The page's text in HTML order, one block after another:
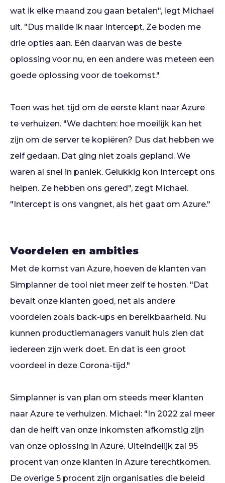
wat ik elke maand zou gaan betalen", legt Michael
uit. "Dus mailde ik naar Intercept. Ze boden me
drie opties aan. Eén daarvan was de beste
oplossing voor nu, en een andere was meteen een
goede oplossing voor de toekomst."
Toen was het tijd om de eerste klant naar Azure
te verhuizen. "We dachten: hoe moeilijk kan het
zijn om de server te kopiëren? Dus dat hebben we
zelf gedaan. Dat ging niet zoals gepland. We
waren al snel in paniek. Gelukkig kon Intercept ons
helpen. Ze hebben ons gered", zegt Michael.
"Intercept is ons vangnet, als het gaat om Azure."
Voordelen en ambities
Met de komst van Azure, hoeven de klanten van
Simplanner de tool niet meer zelf te hosten. "Dat
bevalt onze klanten goed, net als andere
voordelen zoals back-ups en bereikbaarheid. Nu
kunnen productiemanagers vanuit huis zien dat
iedereen zijn werk doet. En dat is een groot
voordeel in deze Corona-tijd."
Simplanner is van plan om steeds meer klanten
naar Azure te verhuizen. Michael: "In 2022 zal meer
dan de helft van onze inkomsten afkomstig zijn
van onze oplossing in Azure. Uiteindelijk zal 95
procent van onze klanten in Azure terechtkomen.
De overige 5 procent zijn organisaties die beleid